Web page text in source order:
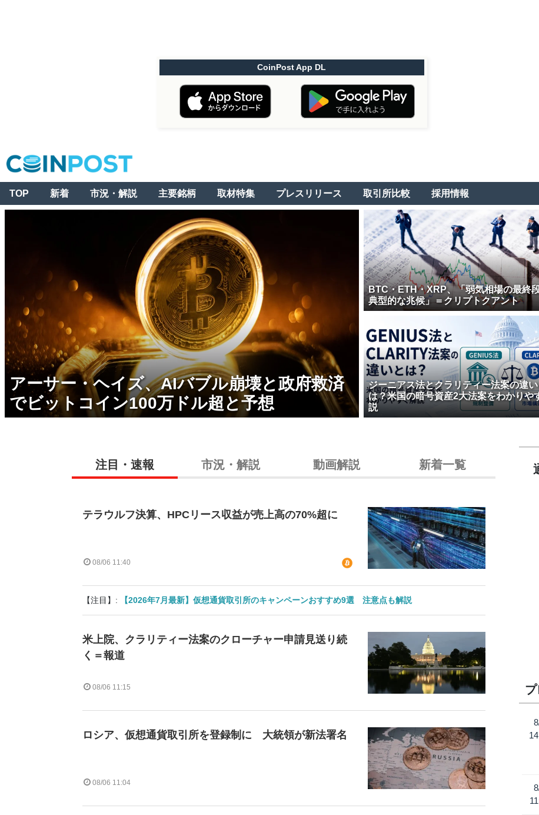
CoinPost App DL
TOP 新着 市況・解説 主要銘柄 取材特集 プレスリリース 取引所比較 採用情報
アーサー・ヘイズ、AIバブル崩壊と政府救済
でビットコイン100万ドル超と予想
BTC・ETH・XRP、「弱気相場の最終
典型的な兆候」＝クリプトクアント
ジーニアス法とクラリティー法案の違
は？米国の暗号資産2大法案をわかりや
説
注目・速報 市況・解説 動画解説 新着一覧
テラウルフ決算、HPCリース収益が売上高の70%超に
08/06 11:40
【注目】: 【2026年7月最新】仮想通貨取引所のキャンペーンおすすめ9選 注意点も解説
米上院、クラリティー法案のクローチャー申請見送り続
く＝報道
08/06 11:15
ロシア、仮想通貨取引所を登録制に 大統領が新法署名
08/06 11:04